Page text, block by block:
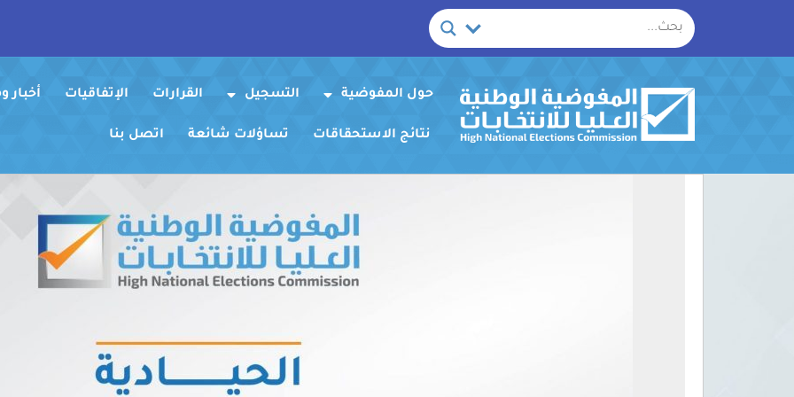
حول المفوضية التسجيل القرارات الإتفاقيات
نتائج الاستحقاقات تساؤلات شائعة اتصل بنا